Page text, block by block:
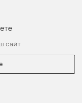
сайт